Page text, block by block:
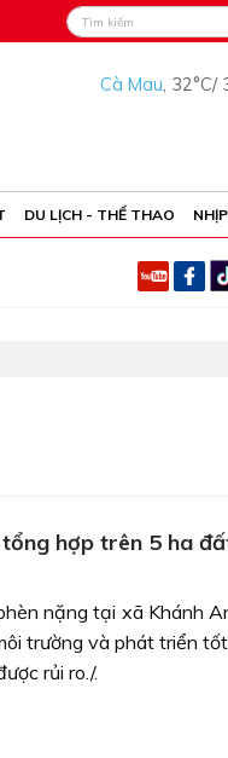
Cà Mau, 32°C/
DU LỊCH - THỂ THAO
hợp trên 5 ha
nặng tại xã Khánh
trường và phát triển
rủi ro./.